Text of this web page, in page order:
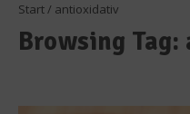
Start/ antioxidativ
Browsing